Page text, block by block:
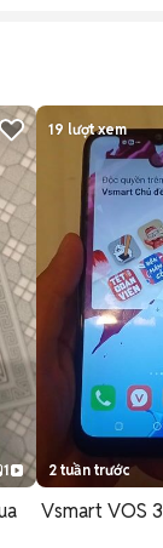
1
19 lượt xem
2 tuần trước
Vsmart VOS